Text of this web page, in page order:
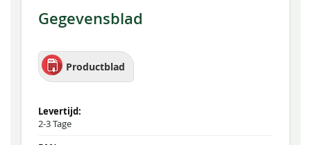
Gegevensblad
Productblad
2-3 Tage